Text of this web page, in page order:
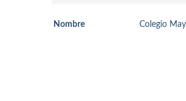
Nombre Colegio